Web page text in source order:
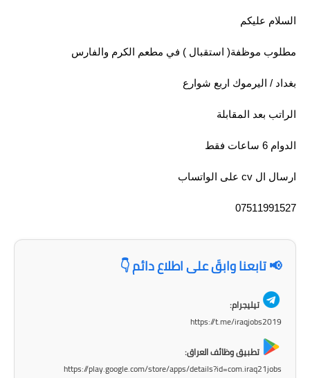
السلام عليكم
مطلوب موظفة( استقبال ) في مطعم الكرم والفارس
بغداد / اليرموك اربع شوارع
الراتب بعد المقابلة
الدوام 6 ساعات فقط
ارسال ال cv على الواتساب
07511991527
📢 تابعنا وابقَ على اطلاع دائم 👇
تيليجرام:
https://t.me/iraqjobs2019
تطبيق وظائف العراق:
https://play.google.com/store/apps/details?id=com.iraq21jobs